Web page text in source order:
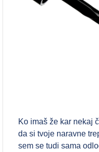
Ko imaš že kar nekaj
da si tvoje naravne
sem se tudi sama